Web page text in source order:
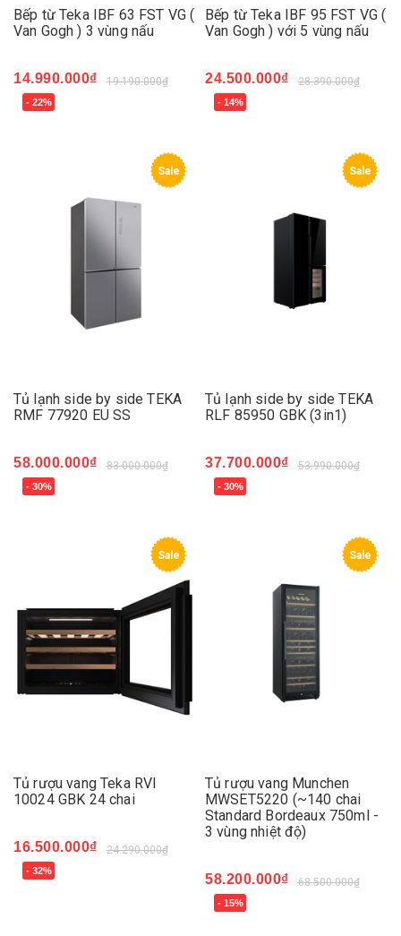
Bếp từ Teka IBF 63 FST VG (
Van Gogh ) 3 vùng nấu
14.990.000₫ 19.190.000₫
- 22%
Bếp từ Teka IBF 95 FST VG (
Van Gogh ) với 5 vùng nấu
24.500.000₫ 28.390.000₫
- 14%
Sale
Tủ lạnh side by side TEKA
RMF 77920 EU SS
58.000.000₫ 83.000.000₫
- 30%
Sale
Tủ lạnh side by side TEKA
RLF 85950 GBK (3in1)
37.700.000₫ 53.990.000₫
- 30%
Sale
Tủ rượu vang Teka RVI
10024 GBK 24 chai
16.500.000₫ 24.290.000₫
- 32%
Sale
Tủ rượu vang Munchen
MWSET5220 (~140 chai
Standard Bordeaux 750ml -
3 vùng nhiệt độ)
58.200.000₫ 68.500.000₫
- 15%